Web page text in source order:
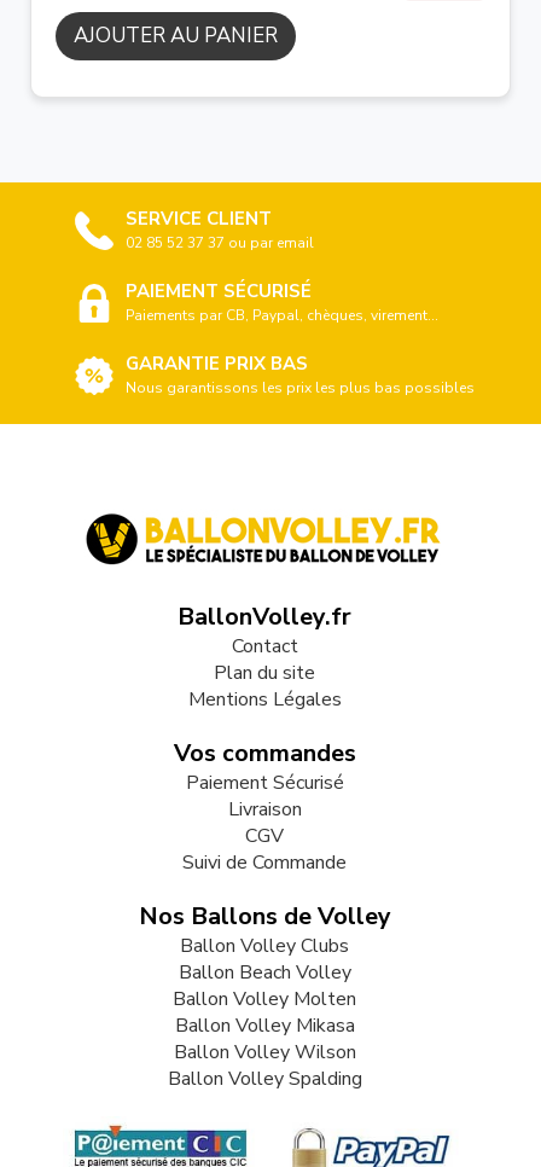
AJOUTER AU PANIER
SERVICE CLIENT
02 85 52 37 37 ou par email
PAIEMENT SÉCURISÉ
Paiements par CB, Paypal, chèques, virement...
GARANTIE PRIX BAS
Nous garantissons les prix les plus bas possibles
BallonVolley.fr
Contact
Plan du site
Mentions Légales
Vos commandes
Paiement Sécurisé
Livraison
CGV
Suivi de Commande
Nos Ballons de Volley
Ballon Volley Clubs
Ballon Beach Volley
Ballon Volley Molten
Ballon Volley Mikasa
Ballon Volley Wilson
Ballon Volley Spalding